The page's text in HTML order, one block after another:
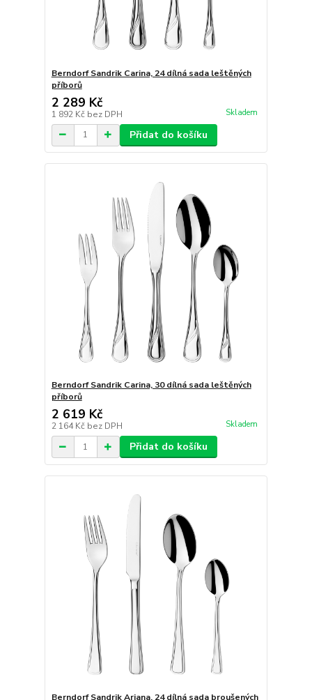
Berndorf Sandrik Carina, 24 dílná sada leštěných
příborů
2 289 Kč
1 892 Kč bez DPH Skladem
Přidat do košíku
Berndorf Sandrik Carina, 30 dílná sada leštěných
příborů
2 619 Kč
2 164 Kč bez DPH Skladem
Přidat do košíku
Berndorf Sandrik Ariana, 24 dílná sada broušených